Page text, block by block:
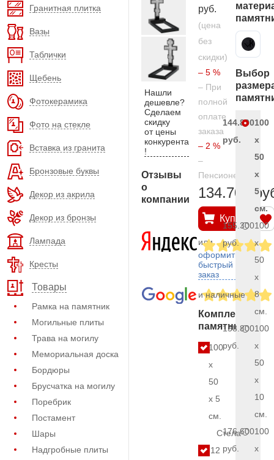
Гранитная плитка
Вазы
Таблички
Щебень
Фотокерамика
Фото на стекле
Вставка из гранита
Бронзовые буквы
Декор из акрила
Декор из бронзы
Лампада
Кресты
Товары
Рамка на памятник
Могильные плиты
Трава на могилу
Мемориальная доска
Бордюры
Брусчатка на могилу
Поребрик
Постамент
Шары
Надгробные плиты
Нашли
дешевле?
Сделаем
скидку
от цены
конкурента
!
Отзывы
о
компании
руб.
(цена
без
скидки)
– 5 %
– При
полной
оплате
заказа
– 2 %
–
Пенсионерам
134.700
Купить
или
оформить
быстрый
заказ
и наличные
Комплект
памятника
100
x
50
x 5
см.
Стела
12
Карельский гранит
Выбор
144.800
руб.
100
x
50
x
5
см.
155.300
руб.
100
x
50
x
8
см.
158.800
руб.
100
x
50
x
10
см.
176.600
руб.
100
x